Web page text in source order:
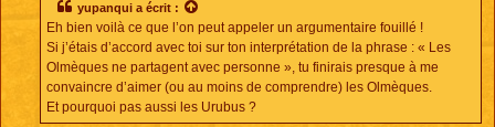
yupanqui a écrit :
Eh bien voilà ce que l’on peut appeler un argumentaire fouillé !
Si j’étais d’accord avec toi sur ton interprétation de la phrase : « Les
Olmèques ne partagent avec personne », tu finirais presque à me
convaincre d’aimer (ou au moins de comprendre) les Olmèques.
Et pourquoi pas aussi les Urubus ?